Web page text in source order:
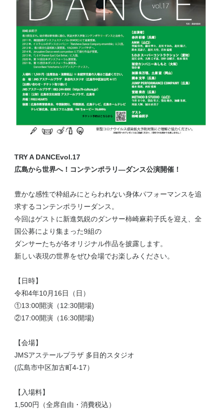
TRY A DANCEvol.17
広島から世界へ！コンテンポラリ―ダンス公演開催！
豊かな感性で枠組みにとらわれない身体パフォーマンスを追
求するコンテンポラリーダンス。
今回はゲストに新進気鋭のダンサー柿崎麻莉子氏を迎え、全
国公募により集まった9組の
ダンサーたちが各オリジナル作品を披露します。
新しい表現の世界をぜひ会場でお楽しみください。
【日時】
令和4年10月16日（日）
①13:00開演（12:30開場)
②17:00開演（16:30開場)
【会場】
JMSアステールプラザ 多目的スタジオ
(広島市中区加古町4-17）
【入場料】
1,500円（全席自由・消費税込）